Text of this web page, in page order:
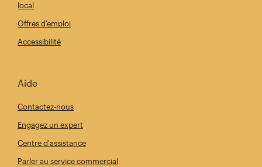
local
Offres d'emploi
Accessibilité
Aide
Contactez-nous
Engagez un expert
Centre d'assistance
Parler au service commercial